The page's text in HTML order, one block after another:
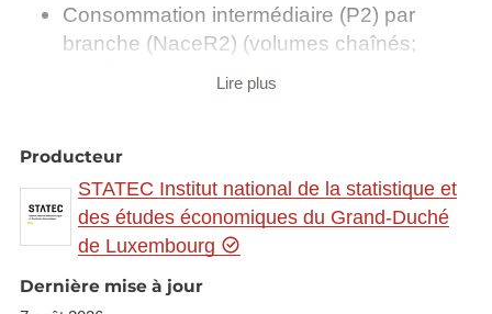
Consommation intermédiaire (P2) par
branche (NaceR2) (volumes chaînés;
Valeur ajoutée brute (B1) aux prix de base
millions EUR)
Valeur ajoutée brute (B1) aux prix de base
par branche (NaceR2) (volumes chaînés;
2015)
branche (NaceR2) (en millions EUR) -
Lire plus
Producteur
STATEC Institut national de la statistique et
des études économiques du Grand-Duché
de Luxembourg
Dernière mise à jour